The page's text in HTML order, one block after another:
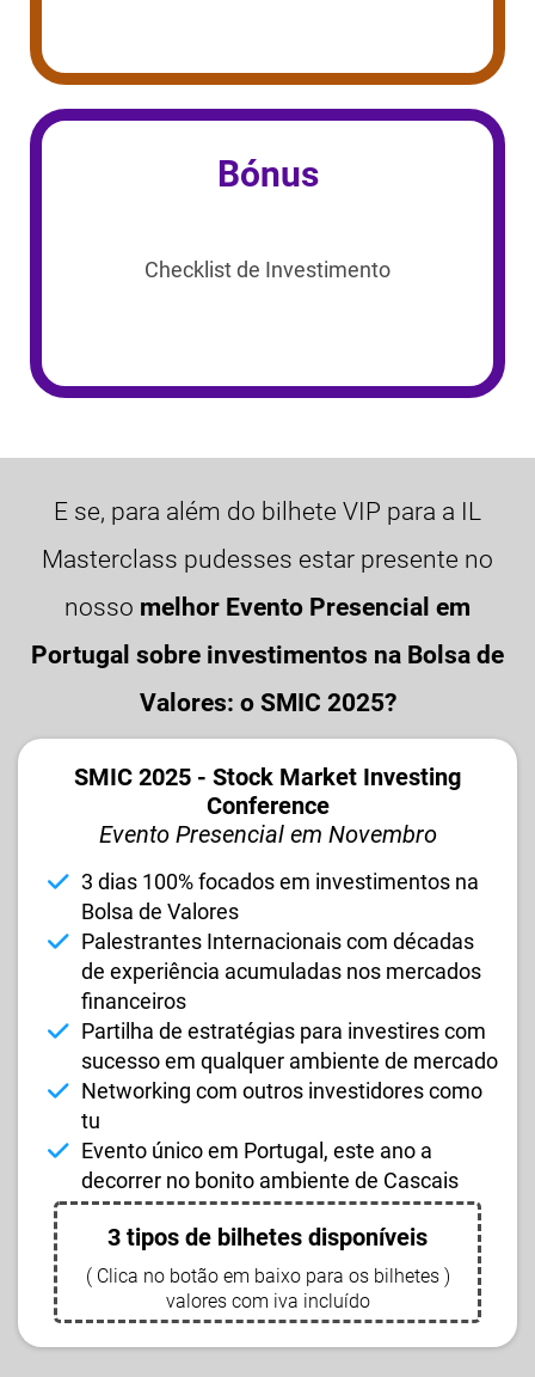
Bónus
Checklist de Investimento
E se, para além do bilhete VIP para a IL
Masterclass pudesses estar presente no
nosso melhor Evento Presencial em
Portugal sobre investimentos na Bolsa de
Valores: o SMIC 2025?
SMIC 2025 - Stock Market Investing
Conference
Evento Presencial em Novembro
3 dias 100% focados em investimentos na
Bolsa de Valores
Palestrantes Internacionais com décadas
de experiência acumuladas nos mercados
financeiros
Partilha de estratégias para investires com
sucesso em qualquer ambiente de mercado
Networking com outros investidores como
tu
Evento único em Portugal, este ano a
decorrer no bonito ambiente de Cascais
3 tipos de bilhetes disponíveis
( Clica no botão em baixo para os bilhetes )
valores com iva incluído